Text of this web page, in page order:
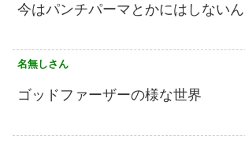
今はパンチパーマとかにはしない
名無しさん
ゴッドファーザーの様な世界